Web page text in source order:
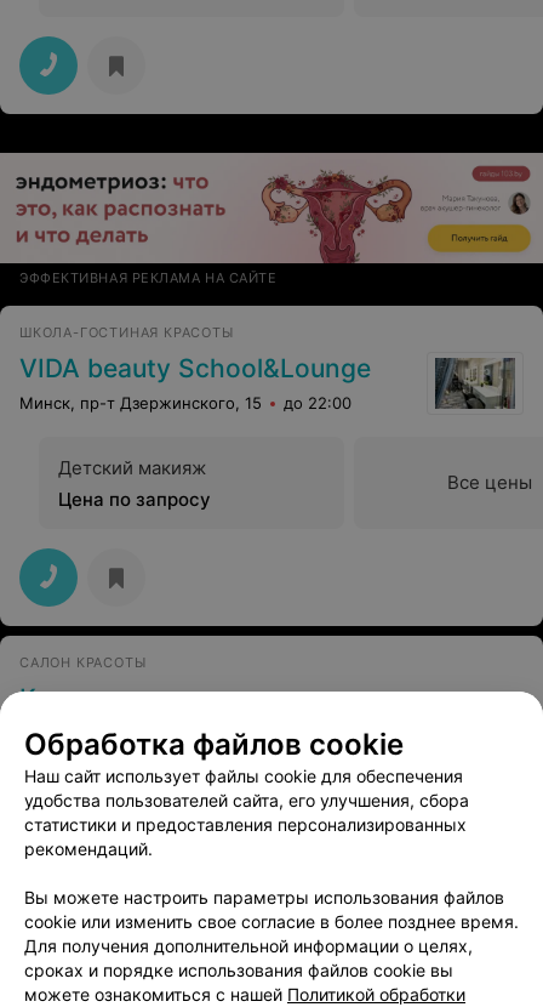
ЭФФЕКТИВНАЯ РЕКЛАМА НА САЙТЕ
ШКОЛА-ГОСТИНАЯ КРАСОТЫ
VIDA beauty School&Lounge
Минск, пр-т Дзержинского, 15 до 22:00
Детский макияж
Цена по запросу
Все цены
САЛОН КРАСОТЫ
Королева
Минск, ул. Короля, 26/14а до 20:00
Детский макияж
Цена по запросу
Все цены
Обработка файлов cookie
Наш сайт использует файлы cookie для обеспечения
удобства пользователей сайта, его улучшения, сбора
статистики и предоставления персонализированных
рекомендаций.
Вы можете настроить параметры использования файлов
cookie или изменить свое согласие в более позднее время.
Для получения дополнительной информации о целях,
сроках и порядке использования файлов cookie вы
можете ознакомиться с нашей Политикой обработки